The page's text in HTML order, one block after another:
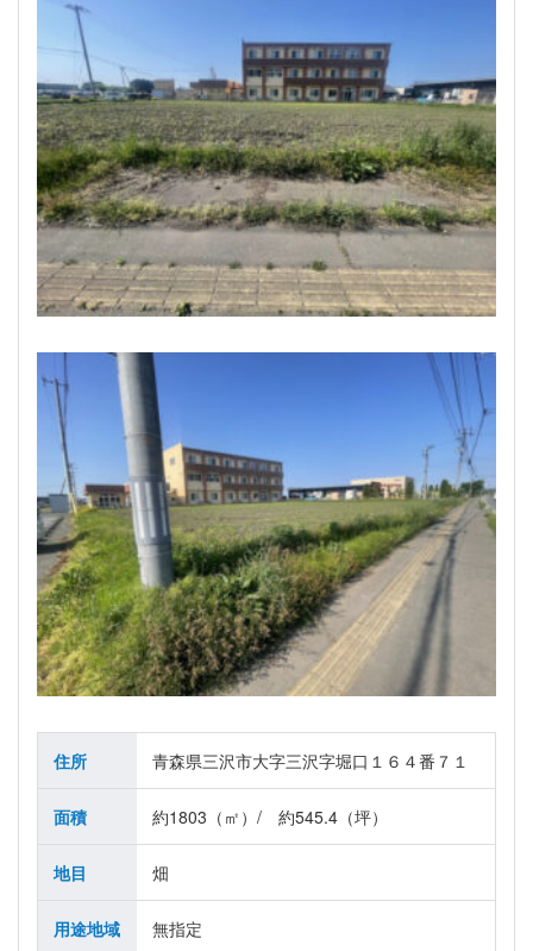
住所 青森県三沢市大字三沢字堀口１６４番７１
面積 約1803（㎡）/ 約545.4（坪）
地目 畑
用途地域 無指定